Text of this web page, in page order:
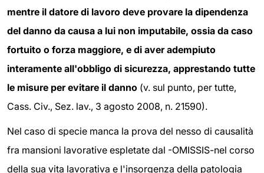
mentre il datore di lavoro deve provare la dipendenza
del danno da causa a lui non imputabile, ossia da caso
fortuito o forza maggiore, e di aver adempiuto
interamente all'obbligo di sicurezza, apprestando tutte
le misure per evitare il danno (v. sul punto, per tutte,
Cass. Civ., Sez. lav., 3 agosto 2008, n. 21590).
Nel caso di specie manca la prova del nesso di causalità
fra mansioni lavorative espletate dal -OMISSIS-nel corso
della sua vita lavorativa e l'insorgenza della patologia